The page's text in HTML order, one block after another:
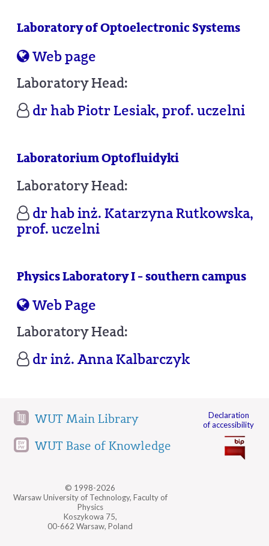
Laboratory of Optoelectronic Systems
Web page
Laboratory Head:
dr hab Piotr Lesiak, prof. uczelni
Laboratorium Optofluidyki
Laboratory Head:
dr hab inż. Katarzyna Rutkowska,
prof. uczelni
Physics Laboratory I - southern campus
Web Page
Laboratory Head:
dr inż. Anna Kalbarczyk
WUT Main Library
WUT Base of Knowledge
© 1998-2026
Warsaw University of Technology, Faculty of
Physics
Koszykowa 75,
00-662 Warsaw, Poland
Declaration
of accessibility